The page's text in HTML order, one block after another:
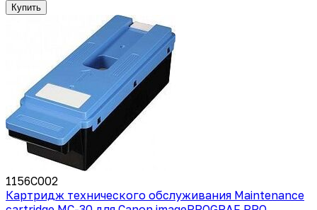
Купить
1156C002
Картридж технического обслуживания Maintenance